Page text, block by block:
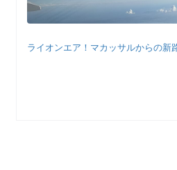
ライオンエア！マカッサルからの新